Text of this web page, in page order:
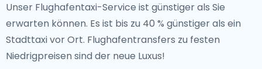
Unser Flughafentaxi-Service ist günstiger als Sie
erwarten können. Es ist bis zu 40 % günstiger als ein
Stadttaxi vor Ort. Flughafentransfers zu festen
Niedrigpreisen sind der neue Luxus!